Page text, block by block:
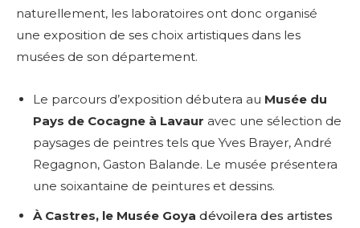
naturellement, les laboratoires ont donc organisé
une exposition de ses choix artistiques dans les
musées de son département.
Le parcours d’exposition débutera au Musée du
Pays de Cocagne à Lavaur avec une sélection de
paysages de peintres tels que Yves Brayer, André
Regagnon, Gaston Balande. Le musée présentera
une soixantaine de peintures et dessins.
À Castres, le Musée Goya dévoilera des artistes